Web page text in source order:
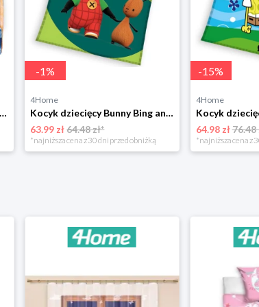
Nicol Dwustronny koc dziecięcy Tomi, 74 x 74 cm 4-Home
-1%
4Home
Kocyk dziecięcy Bunny Bing and Friend Flop, 150 x 200 cm 4-Home
63.99 zł64.48 zł*
*najniższa cena z 30 dni przed obniżką
-15%
4Home
64.98 zł76.48
*najniższa cena z